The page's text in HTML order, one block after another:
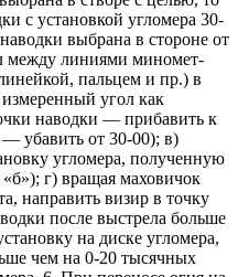
с установкой угломера 30-
выбрана в стороне от
между линиями миномет-
пальцем и пр.) в
угол как
наводки — прибавить к
— убавить от 30-00); в)
угломера, полученную
г) вращая маховичок
направить визир в точку
после выстрела больше
на диске угломера,
чем на 0-20 тысячных